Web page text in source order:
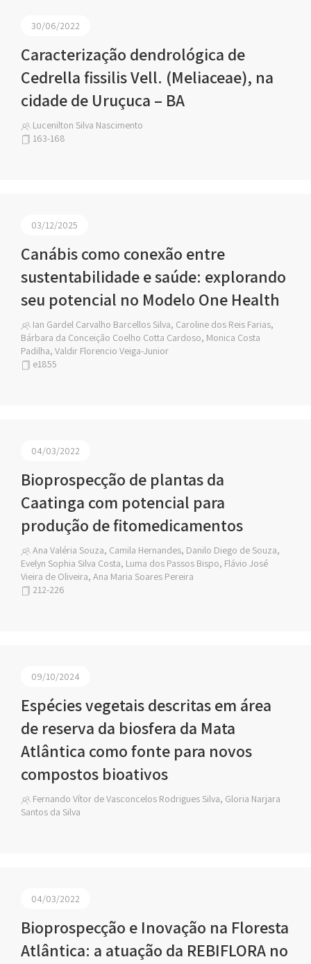
30/06/2022
Caracterização dendrológica de
Cedrella fissilis Vell. (Meliaceae), na
cidade de Uruçuca – BA
Lucenilton Silva Nascimento
163-168
03/12/2025
Canábis como conexão entre
sustentabilidade e saúde: explorando
seu potencial no Modelo One Health
Ian Gardel Carvalho Barcellos Silva, Caroline dos Reis Farias,
Bárbara da Conceição Coelho Cotta Cardoso, Monica Costa
Padilha, Valdir Florencio Veiga-Junior
e1855
04/03/2022
Bioprospecção de plantas da
Caatinga com potencial para
produção de fitomedicamentos
Ana Valéria Souza, Camila Hernandes, Danilo Diego de Souza,
Evelyn Sophia Silva Costa, Luma dos Passos Bispo, Flávio José
Vieira de Oliveira, Ana Maria Soares Pereira
212-226
09/10/2024
Espécies vegetais descritas em área
de reserva da biosfera da Mata
Atlântica como fonte para novos
compostos bioativos
Fernando Vítor de Vasconcelos Rodrigues Silva, Gloria Narjara
Santos da Silva
04/03/2022
Bioprospecção e Inovação na Floresta
Atlântica: a atuação da REBIFLORA no